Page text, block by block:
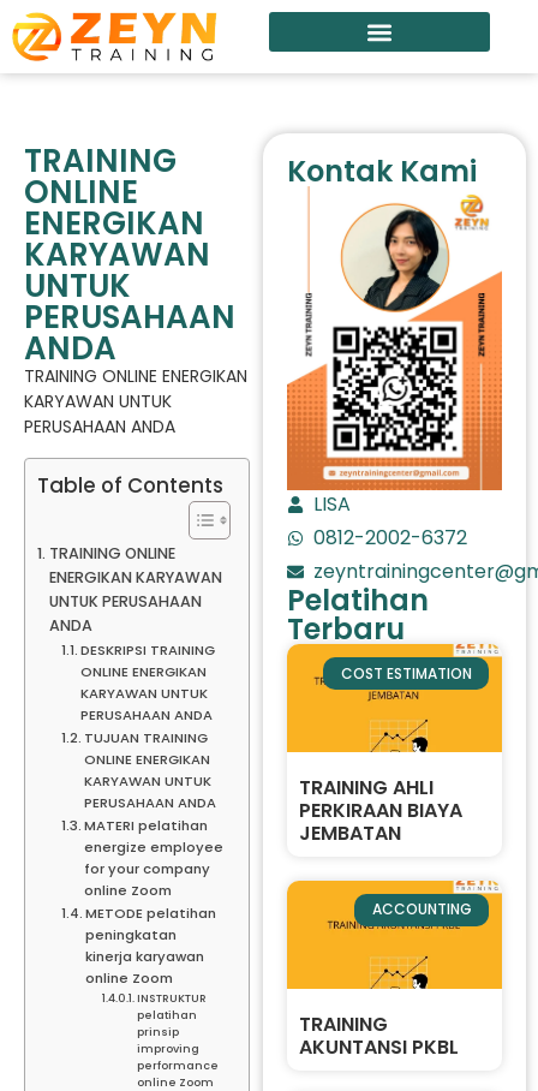
TRAINING
ONLINE
ENERGIKAN
KARYAWAN
UNTUK
PERUSAHAAN
ANDA
TRAINING ONLINE ENERGIKAN
KARYAWAN UNTUK
PERUSAHAAN ANDA
Table of Contents
TRAINING ONLINE
ENERGIKAN KARYAWAN
UNTUK PERUSAHAAN
ANDA
DESKRIPSI TRAINING
ONLINE ENERGIKAN
KARYAWAN UNTUK
PERUSAHAAN ANDA
TUJUAN TRAINING
ONLINE ENERGIKAN
KARYAWAN UNTUK
PERUSAHAAN ANDA
MATERI pelatihan
energize employee
for your company
online Zoom
METODE pelatihan
peningkatan
kinerja karyawan
online Zoom
INSTRUKTUR
pelatihan
prinsip
improving
performance
online Zoom
Kontak Kami
LISA
0812-2002-6372
Pelatihan
Terbaru
COST ESTIMATION
TRAINING AHLI
PERKIRAAN BIAYA
JEMBATAN
ACCOUNTING
TRAINING
AKUNTANSI PKBL